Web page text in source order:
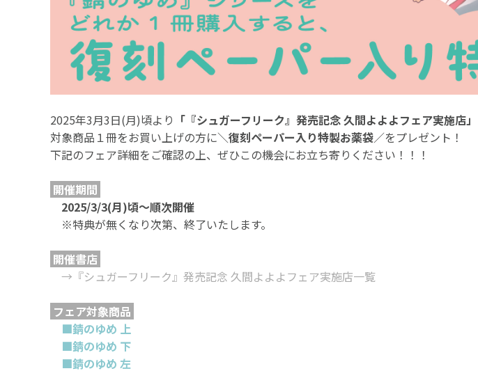
2025年3月3日(月)頃より 「『シュガーフリーク』発売記念 久間よよよフェア実施店」
対象商品１冊をお買い上げの方に＼復刻ペーパー入り特製お薬袋／をプレゼント！
下記のフェア詳細をご確認の上、ぜひこの機会にお立ち寄りください！！！
開催期間
2025/3/3(月)頃～順次開催
※特典が無くなり次第、終了いたします。
開催書店
→『シュガーフリーク』発売記念 久間よよよフェア実施店一覧
フェア対象商品
■錆のゆめ 上
■錆のゆめ 下
■錆のゆめ 左